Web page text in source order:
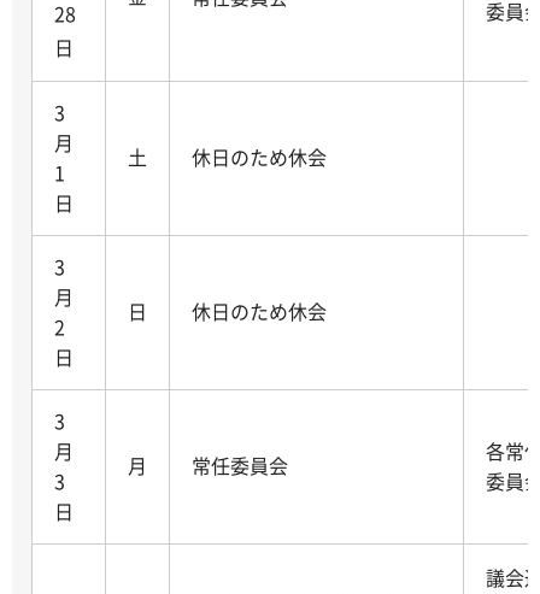
28
日
委員
3
月
1
日
土 休日のため休会
3
月
2
日
日 休日のため休会
3
月
3
日
月 常任委員会
各常
委員
議会